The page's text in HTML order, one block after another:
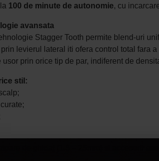
100 de minute de autonomie, cu
avansata
Stagger Tooth permite blend-uri
levierul lateral iti ofera control total fara
usor prin orice tip de par, indiferent de
stil:
de ghidaj (1.5 – 25mm) si accesorii